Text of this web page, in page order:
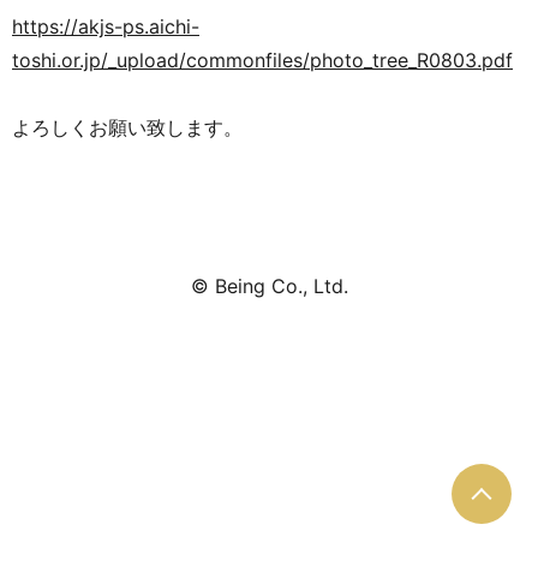
https://akjs-ps.aichi-
toshi.or.jp/_upload/commonfiles/photo_tree_R0803.pdf
よろしくお願い致します。
© Being Co., Ltd.